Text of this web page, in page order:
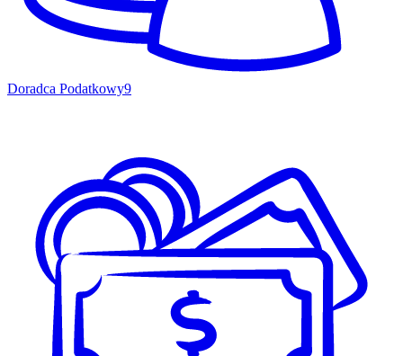
Doradca Podatkowy9